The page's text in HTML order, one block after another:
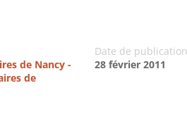
de Nancy -
de
Date de publication
28 février 2011